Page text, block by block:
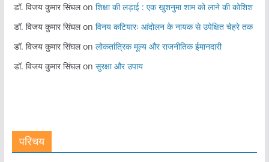
डॉ. विजय कुमार सिंघलon शिक्षा की लड़ाई : एक खुशनुमा शाम को लाने की कोशिश
डॉ. विजय कुमार सिंघलon विनय कटियारः आंदोलन के नायक से उपेक्षित चेहरे तक
डॉ. विजय कुमार सिंघलon लोकतांत्रिक मूल्य और राजनीतिक ईमानदारी
डॉ. विजय कुमार सिंघलon सुरक्षा और उपाय
परिचय